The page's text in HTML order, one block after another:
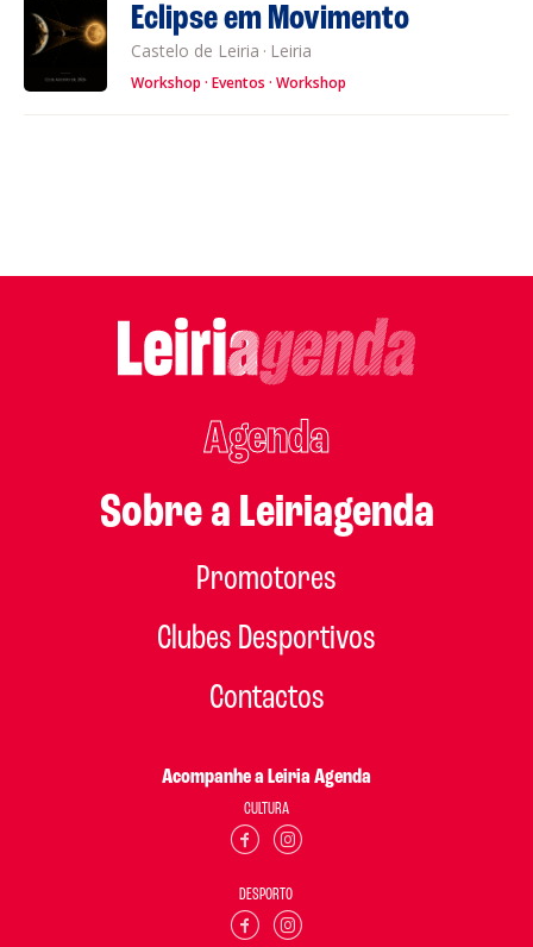
Eclipse em Movimento
Castelo de Leiria · Leiria
Workshop Eventos Workshop
Agenda
Sobre a Leiriagenda
Promotores
Clubes Desportivos
Contactos
Acompanhe a Leiria Agenda
CULTURA
DESPORTO